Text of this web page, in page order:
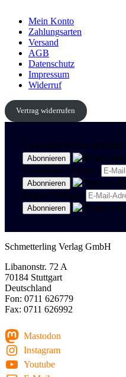
Mein Konto
Zahlungsarten
Versand
AGB
Datenschutz
Impressum
Widerruf
Vertrag widerrufen
Newsletter Politik & Kultur
Newsletter Spanisch
Region Stuttgart
Schmetterling Verlag GmbH
Libanonstr. 72 A
70184 Stuttgart
Deutschland
Fon: 0711 626779
Fax: 0711 626992
Mastodon
Instagram
Youtube